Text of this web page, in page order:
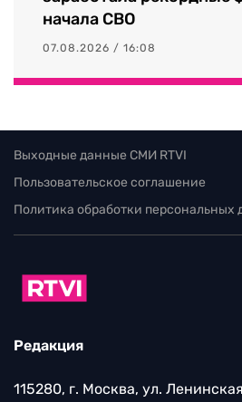
начала СВО
07.08.2026 / 16:08
Выходные данные СМИ RTVI
Пользовательское соглашение
Политика обработки персональных
Редакция
115280, г. Москва, ул.